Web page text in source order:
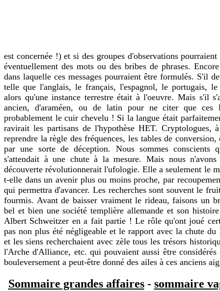
est concernée !) et si des groupes d'observations
éventuellement des mots ou des bribes de phrases.
dans laquelle ces messages pourraient être formulés. S'il
telle que l'anglais, le français, l'espagnol, le portugais, le
alors qu'une instance terrestre était à l'oeuvre. Mais s'il
ancien, d'araméen, ou de latin pour ne citer que ces
probablement le cuir chevelu ! Si la langue était
ravirait les partisans de l'hypothèse HET. Cryptologues,
reprendre la règle des fréquences, les tables de
par une sorte de déception. Nous sommes conscients
s'attendait à une chute à la mesure. Mais nous
découverte révolutionnerait l'ufologie. Elle a seulement le
t-elle dans un avenir plus ou moins proche, par
qui permettra d'avancer. Les recherches sont souvent le
fourmis. Avant de baisser vraiment le rideau, faisons un
bel et bien une société templière allemande et son
Albert Schweitzer en a fait partie ! Le rôle qu'ont joué
pas non plus été négligeable et le rapport avec la chute
et les siens recherchaient avec zèle tous les trésors
l'Arche d'Alliance, etc. qui pouvaient aussi être considérés
bouleversement a peut-être donné des ailes à ces anciens
Sommaire grandes affaires- sommaire